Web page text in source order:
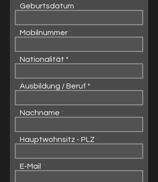
Geburtsdatum
Mobilnummer
Nationalität
Ausbildung / Beruf
Nachname
Hauptwohnsitz - PLZ
E-Mail